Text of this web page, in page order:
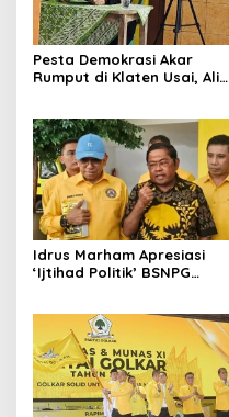
Pesta Demokrasi Akar
Rumput di Klaten Usai, Alim
Idrus Marham Apresiasi
‘Ijtihad Politik’ BSNPG
Utama di Pemilu!